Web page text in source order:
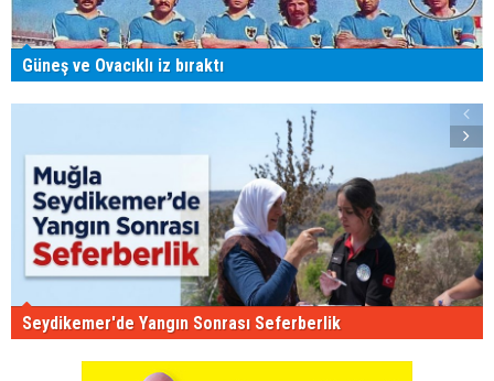
Güneş ve Ovacıklı iz bıraktı
Seydikemer'de Yangın Sonrası Seferberlik